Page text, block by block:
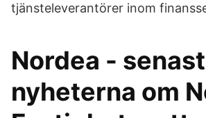
tjänsteleverantörer inom
Nordea -
nyheterna om